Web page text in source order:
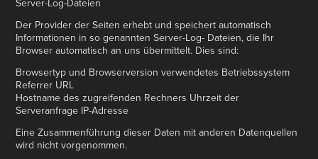
Server-Log-Dateien
Der Provider der Seiten erhebt und speichert automatisch
Informationen in so genannten Server-Log- Dateien, die Ihr
Browser automatisch an uns übermittelt. Dies sind:
Browsertyp und Browserversion verwendetes Betriebssystem
Referrer URL
Hostname des zugreifenden Rechners Uhrzeit der
Serveranfrage IP-Adresse
Eine Zusammenführung dieser Daten mit anderen Datenquellen
wird nicht vorgenommen.